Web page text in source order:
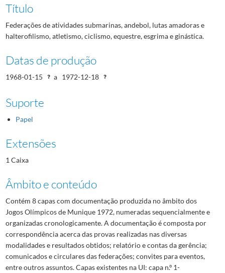
Título
Federações de atividades submarinas, andebol, lutas amadoras e
halterofilismo, atletismo, ciclismo, equestre, esgrima e ginástica.
Datas de produção
1968-01-15 a 1972-12-18
Suporte
Papel
Extensões
1 Caixa
Âmbito e conteúdo
Contém 8 capas com documentação produzida no âmbito dos
Jogos Olímpicos de Munique 1972, numeradas sequencialmente e
organizadas cronologicamente. A documentação é composta por
correspondência acerca das provas realizadas nas diversas
modalidades e resultados obtidos; relatório e contas da gerência;
comunicados e circulares das federações; convites para eventos,
entre outros assuntos. Capas existentes na UI: capa n.º 1-